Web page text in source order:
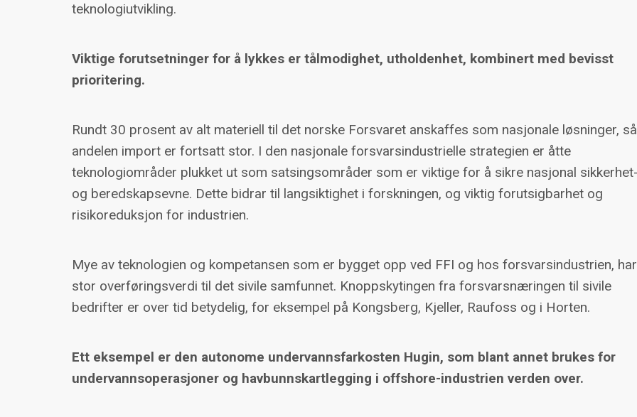
teknologiutvikling.
Viktige forutsetninger for å lykkes er tålmodighet, utholdenhet, kombinert med bevisst
prioritering.
Rundt 30 prosent av alt materiell til det norske Forsvaret anskaffes som nasjonale løsninger, så
andelen import er fortsatt stor. I den nasjonale forsvarsindustrielle strategien er åtte
teknologiområder plukket ut som satsingsområder som er viktige for å sikre nasjonal
og beredskapsevne. Dette bidrar til langsiktighet i forskningen, og viktig forutsigbarhet og
risikoreduksjon for industrien.
Mye av teknologien og kompetansen som er bygget opp ved FFI og hos forsvarsindustrien, har
stor overføringsverdi til det sivile samfunnet. Knoppskytingen fra forsvarsnæringen til sivile
bedrifter er over tid betydelig, for eksempel på Kongsberg, Kjeller, Raufoss og i Horten.
Ett eksempel er den autonome undervannsfarkosten Hugin, som blant annet brukes for
undervannsoperasjoner og havbunnskartlegging i offshore-industrien verden over.